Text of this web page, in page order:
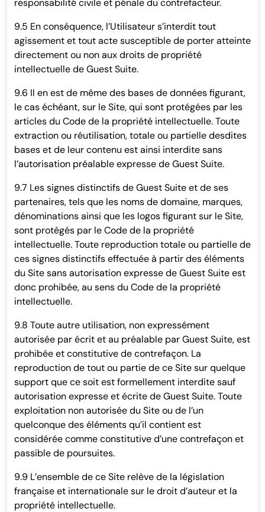
responsabilité civile et pénale du contrefacteur.
9.5 En conséquence, l’Utilisateur s’interdit tout
agissement et tout acte susceptible de porter atteinte
directement ou non aux droits de propriété
intellectuelle de Guest Suite.
9.6 Il en est de même des bases de données figurant,
le cas échéant, sur le Site, qui sont protégées par les
articles du Code de la propriété intellectuelle. Toute
extraction ou réutilisation, totale ou partielle desdites
bases et de leur contenu est ainsi interdite sans
l’autorisation préalable expresse de Guest Suite.
9.7 Les signes distinctifs de Guest Suite et de ses
partenaires, tels que les noms de domaine, marques,
dénominations ainsi que les logos figurant sur le Site,
sont protégés par le Code de la propriété
intellectuelle. Toute reproduction totale ou partielle de
ces signes distinctifs effectuée à partir des éléments
du Site sans autorisation expresse de Guest Suite est
donc prohibée, au sens du Code de la propriété
intellectuelle.
9.8 Toute autre utilisation, non expressément
autorisée par écrit et au préalable par Guest Suite, est
prohibée et constitutive de contrefaçon. La
reproduction de tout ou partie de ce Site sur quelque
support que ce soit est formellement interdite sauf
autorisation expresse et écrite de Guest Suite. Toute
exploitation non autorisée du Site ou de l’un
quelconque des éléments qu’il contient est
considérée comme constitutive d’une contrefaçon et
passible de poursuites.
9.9 L’ensemble de ce Site relève de la législation
française et internationale sur le droit d’auteur et la
propriété intellectuelle.